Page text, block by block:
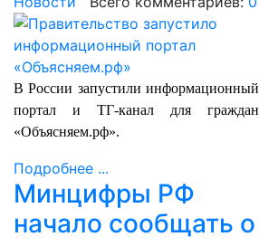
В России запустили информационный
портал и ТГ-канал для граждан
«Объясняем.рф».
Подробнее ...
Минцифры РФ
начало сообщать о